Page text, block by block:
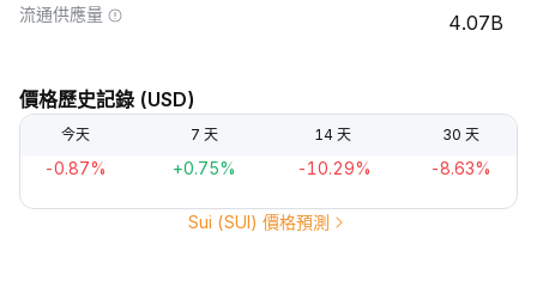
流通供應量 4.07B
價格歷史記錄 (USD)
今天 7 天 14 天 30 天
-0.87% +0.75% -10.29% -8.63%
Sui (SUI) 價格預測